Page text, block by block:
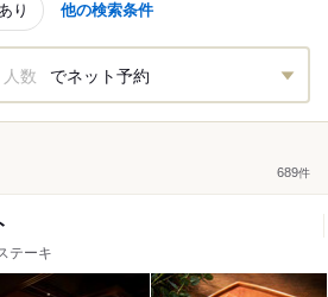
り 他の検索条件
人数 でネット予約
689件
テーキ